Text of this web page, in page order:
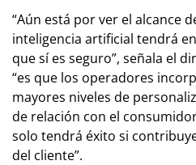
“Aún está por ver el alcance
inteligencia artificial tendrá
que sí es seguro”, señala el
“es que los operadores
mayores niveles de
de relación con el
solo tendrá éxito si
del cliente”.